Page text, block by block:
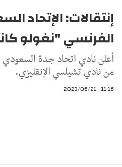
إنتقالات: الإتحاد
الفرنسي "نغولو
أعلن نادي اتحاد جدة السعودي
من نادي تشيلسي الإنقليزي.
11:16 - 2023/06/21